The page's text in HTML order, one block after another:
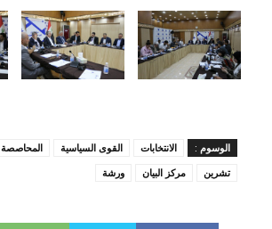
الوسوم : الانتخابات القوى السياسية المحاصصة
تشرين
مركز البيان ورشة